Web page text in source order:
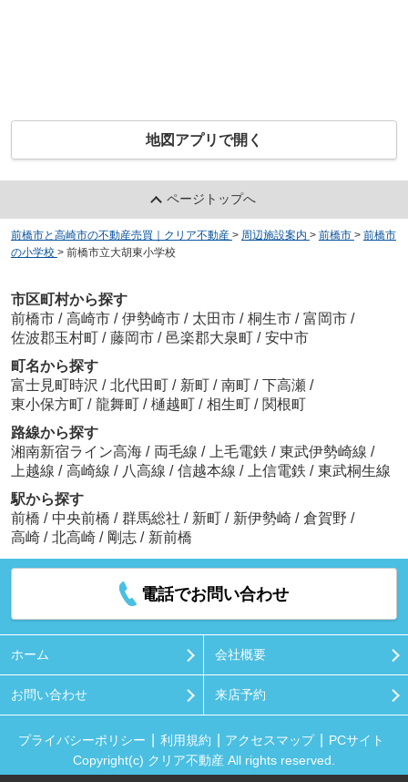
地図アプリで開く
ページトップへ
前橋市と高崎市の不動産売買｜クリア不動産 > 周辺施設案内 > 前橋市 > 前橋市
の小学校 > 前橋市立大胡東小学校
市区町村から探す
前橋市 / 高崎市 / 伊勢崎市 / 太田市 / 桐生市 / 富岡市 /
佐波郡玉村町 / 藤岡市 / 邑楽郡大泉町 / 安中市
町名から探す
富士見町時沢 / 北代田町 / 新町 / 南町 / 下高瀬 /
東小保方町 / 龍舞町 / 樋越町 / 相生町 / 関根町
路線から探す
湘南新宿ライン高海 / 両毛線 / 上毛電鉄 / 東武伊勢崎線 /
上越線 / 高崎線 / 八高線 / 信越本線 / 上信電鉄 / 東武桐生線
駅から探す
前橋 / 中央前橋 / 群馬総社 / 新町 / 新伊勢崎 / 倉賀野 /
高崎 / 北高崎 / 剛志 / 新前橋
電話でお問い合わせ
ホーム 会社概要
お問い合わせ 来店予約
プライバシーポリシー 利用規約 アクセスマップ
PCサイト
Copyright(c) クリア不動産 All rights reserved.